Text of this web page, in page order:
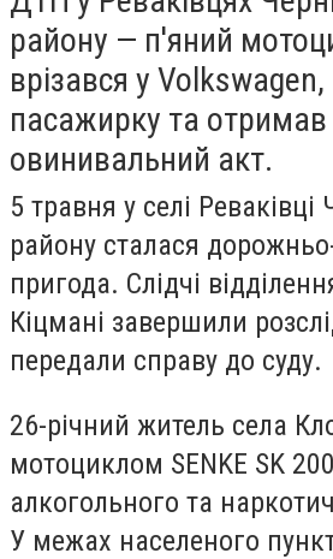
району — п'яний
врізався у
пасажирку та отримав
овинивальний акт.
5 травня у селі Реваківці
району сталася
пригода. Слідчі
Кіцмані завершили
передали справу до суду.
26-річний житель села
мотоциклом SENKE SK
алкогольного та
У межах населеного